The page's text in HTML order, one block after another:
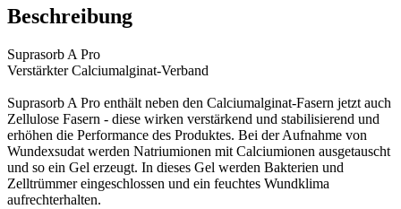
Beschreibung
Suprasorb A Pro
Verstärkter Calciumalginat-Verband
Suprasorb A Pro enthält neben den Calciumalginat-Fasern jetzt auch
Zellulose Fasern - diese wirken verstärkend und stabilisierend und
erhöhen die Performance des Produktes. Bei der Aufnahme von
Wundexsudat werden Natriumionen mit Calciumionen ausgetauscht
und so ein Gel erzeugt. In dieses Gel werden Bakterien und
Zelltrümmer eingeschlossen und ein feuchtes Wundklima
aufrechterhalten.